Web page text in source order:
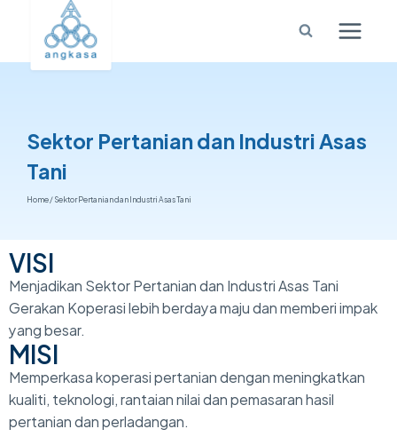
Sektor Pertanian dan Industri Asas
Tani
Home/Sektor Pertanian dan Industri Asas Tani
VISI
Menjadikan Sektor Pertanian dan Industri Asas Tani
Gerakan Koperasi lebih berdaya maju dan memberi impak
yang besar.
MISI
Memperkasa koperasi pertanian dengan meningkatkan
kualiti, teknologi, rantaian nilai dan pemasaran hasil
pertanian dan perladangan.